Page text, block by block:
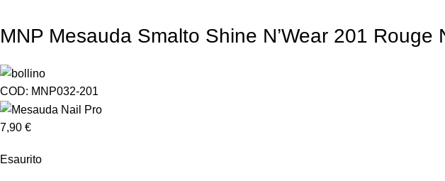
MNP Mesauda Smalto Shine N’Wear 201 Rouge
COD: MNP032-201
7,90 €
Esaurito